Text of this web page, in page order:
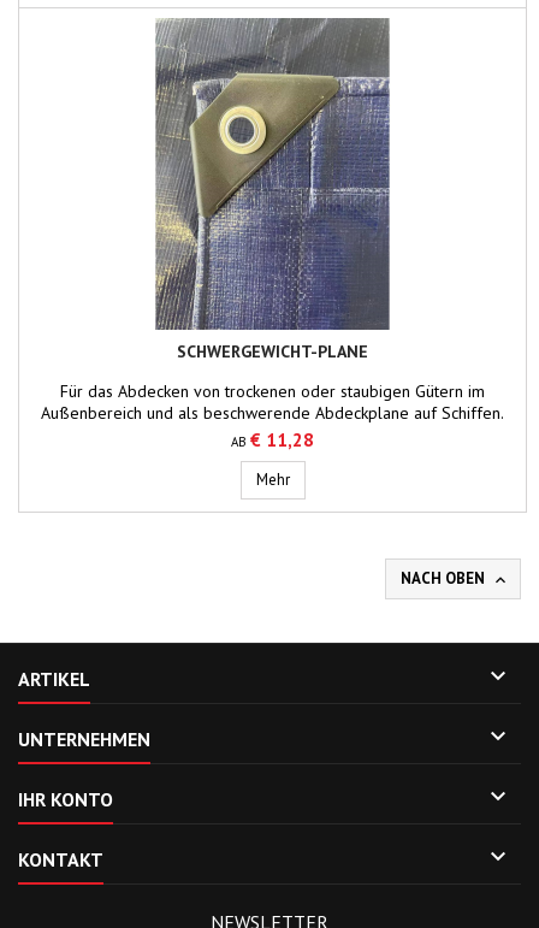
SCHWERGEWICHT-PLANE
Für das Abdecken von trockenen oder staubigen Gütern im
Außenbereich und als beschwerende Abdeckplane auf Schiffen.
AB € 11,28
MehrSchwergewicht-Plane
NACH OBEN 
ARTIKEL 
UNTERNEHMEN 
IHR KONTO 
KONTAKT 
NEWSLETTER